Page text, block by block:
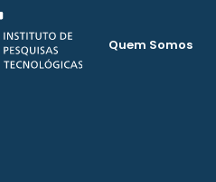
Quem Somos